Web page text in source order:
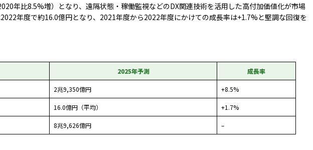
年比8.5%増）となり、遠隔状態・稼働監視などのDX関連技術を活用した高付加価値化が市場
年度で約16.0億円となり、2021年度から2022年度にかけての成長率は+1.7%と堅調な回復を
2025年予測 成長率
2兆9,350億円 +8.5%
16.0億円（平均） +1.7%
8兆9,626億円 –